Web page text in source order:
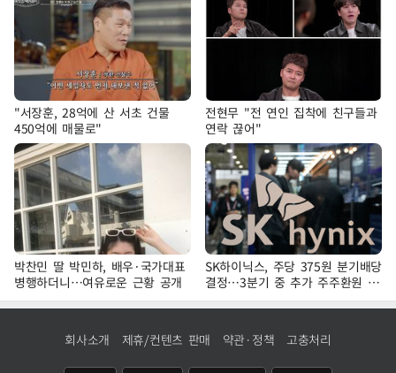
"서장훈, 28억에 산 서초 건물
450억에 매물로"
전현무 "전 연인 집착에 친구들과
연락 끊어"
박찬민 딸 박민하, 배우·국가대표
병행하더니…여유로운 근황 공개
SK하이닉스, 주당 375원 분기배당
결정…3분기 중 추가 주주환원 발
표
회사소개 제휴/컨텐츠 판매 약관·정책 고충처리